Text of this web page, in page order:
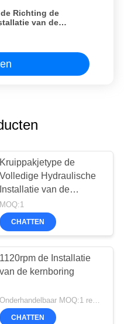
de Richting de
van de
Kruippakjetype de
Volledige Hydraulische
Installatie van de
Kernboring SD1000
MOQ:1
CHATTEN
1120rpm de Installatie
van de kernboring
Onderhandelbaar MOQ:1 reeks
CHATTEN